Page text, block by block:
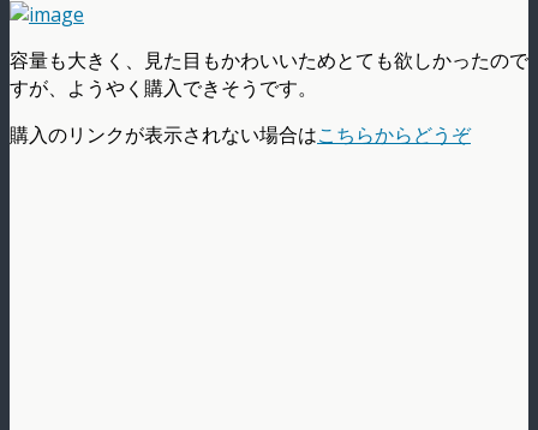
容量も大きく、見た目もかわいいためとても欲しかったので
すが、ようやく購入できそうです。
購入のリンクが表示されない場合はこちらからどうぞ